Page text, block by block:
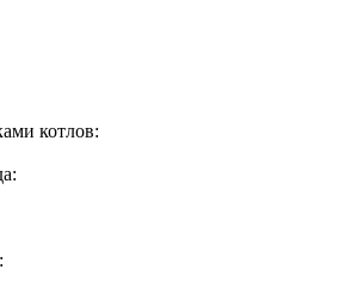
котлов:
: